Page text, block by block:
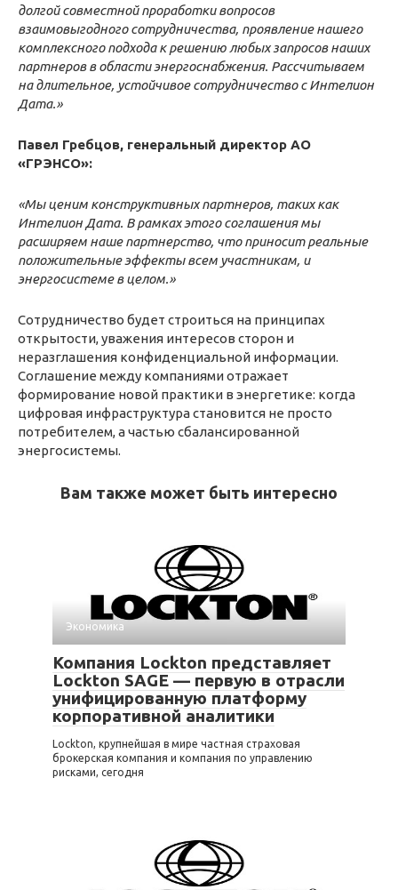
долгой совместной проработки вопросов
взаимовыгодного сотрудничества, проявление нашего
комплексного подхода к решению любых запросов наших
партнеров в области энергоснабжения. Рассчитываем
на длительное, устойчивое сотрудничество с Интелион
Дата.»
Павел Гребцов, генеральный директор АО
«ГРЭНСО»:
«Мы ценим конструктивных партнеров, таких как
Интелион Дата. В рамках этого соглашения мы
расширяем наше партнерство, что приносит реальные
положительные эффекты всем участникам, и
энергосистеме в целом.»
Сотрудничество будет строиться на принципах
открытости, уважения интересов сторон и
неразглашения конфиденциальной информации.
Соглашение между компаниями отражает
формирование новой практики в энергетике: когда
цифровая инфраструктура становится не просто
потребителем, а частью сбалансированной
энергосистемы.
Вам также может быть интересно
Экономика
Компания Lockton представляет
Lockton SAGE — первую в отрасли
унифицированную платформу
корпоративной аналитики
Lockton, крупнейшая в мире частная страховая
брокерская компания и компания по управлению
рисками, сегодня